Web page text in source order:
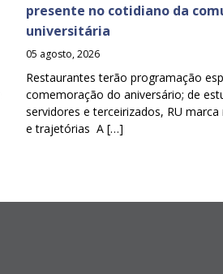
presente no cotidiano da
universitária
05 agosto, 2026
Restaurantes terão programação
comemoração do aniversário; de
servidores e terceirizados, RU marca
e trajetórias A […]